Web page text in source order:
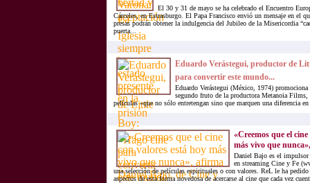
El 30 y 31 de mayo se ha celebrado el Encuentro
Cárceles, en Estrasburgo. El Papa Francisco envió un mensaje en el
presas podrán obtener la indulgencia del Jubileo de la Misericordia
puerta...
Eduardo Verástegui, productor de
para convertir este mundo...
Eduardo Verástegui (México, 1974)
segundo fruto de la productora Metanoia Films,
películas «que no sólo entretengan sino que marquen una diferencia
«Creemos que el
más vivo que
Daniel Bajo es el impulsor
en streaming Cine y Fe
una selección de películas espirituales o con valores. ReL le ha
aspectos de esta forma novedosa de acercarse al cine que cada vez